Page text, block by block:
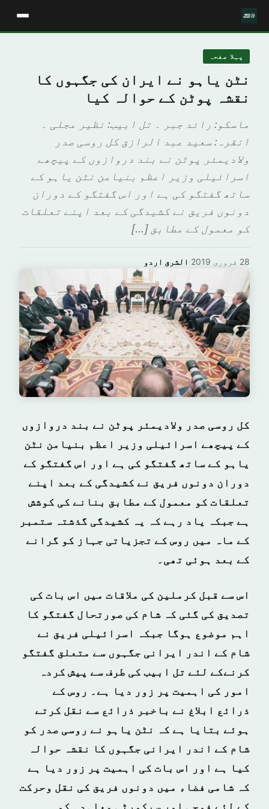
پہلا صفحہ
نٹن یاہو نے ایران کی جگہوں کا
نقشہ پوٹن کے حوالہ کیا
ماسکو: رائد جبر ۔ تل ابیب: نظیر مجلی ۔
انقرہ: سعید عبد الرازق کل روسی صدر
ولادیمئر پوٹن نے بند دروازوں کے پیچھے
اسرائیلی وزیر اعظم بنیامن نٹن یاہو کے
ساتھ گفتگو کی ہے اور اس گفتگو کے دوران
دونوں فریق نے کشیدگی کے بعد اپنے تعلقات
کو معمول کے مطابق […]
الشرق اردو · 28 فروری 2019
کل روسی صدر ولادیمئر پوٹن نے بند دروازوں
کے پیچھے اسرائیلی وزیر اعظم بنیامن نٹن
یاہو کے ساتھ گفتگو کی ہے اور اس گفتگو کے
دوران دونوں فریق نے کشیدگی کے بعد اپنے
تعلقات کو معمول کے مطابق بنانے کی کوشش
ہے جبکہ یاد رہے کہ یہ کشیدگی گذشتہ ستمبر
کے ماہ میں روس کے تجزیاتی جہاز کو گرانے
کے بعد ہوئی تھی۔
اس سے قبل کرملین کی ملاقات میں اس بات کی
تصدیق کی گئی کہ شام کی صورتحال گفتگو کا
اہم موضوع ہوگا جبکہ اسرائیلی فریق نے
شام کے اندر ایرانی جگہوں سے متعلق گفتگو
کرنےکے لئے تل ابیب کی طرف سے پیش کردہ
امور کی اہمیت پر زور دیا ہے۔ روس کے
ذرائع ابلاغ نے باخبر ذرائع سے نقل کرتے
ہوئے بتایا ہے کہ نٹن یاہو نے روسی صدر کو
شام کے اندر ایرانی جگہوں کا نقشہ حوالہ
کیا ہے اور اس بات کی اہمیت پر زور دیا ہے
کہ شامی فضاء میں دونوں فریق کی نقل وحرکت